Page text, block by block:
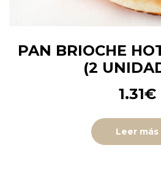
PAN BRIOCHE
(2
1.31€
Leer más